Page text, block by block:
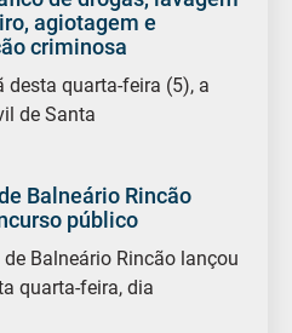
agiotagem e
criminosa
desta quarta-feira (5), a
de Santa
Balneário Rincão
público
de Balneário Rincão lançou
quarta-feira, dia